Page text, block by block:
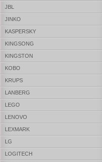
JBL
JINKO
KASPERSKY
KINGSONG
KINGSTON
KOBO
KRUPS
LANBERG
LEGO
LENOVO
LEXMARK
LG
LOGITECH